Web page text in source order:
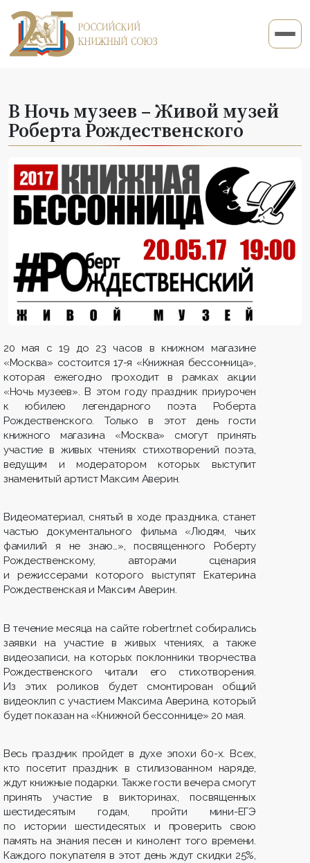
В Ночь музеев – Живой музей
Роберта Рождественского
20 мая с 19 до 23 часов в книжном магазине
«Москва» состоится 17-я «Книжная бессонница»,
которая ежегодно проходит в рамках акции
«Ночь музеев». В этом году праздник приурочен
к юбилею легендарного поэта Роберта
Рождественского. Только в этот день гости
книжного магазина «Москва» смогут принять
участие в живых чтениях стихотворений поэта,
ведущим и модератором которых выступит
знаменитый артист Максим Аверин.
Видеоматериал, снятый в ходе праздника, станет
частью документального фильма «Людям, чьих
фамилий я не знаю…», посвященного Роберту
Рождественскому, авторами сценария
и режиссерами которого выступят Екатерина
Рождественская и Максим Аверин.
В течение месяца на сайте robertr.net собирались
заявки на участие в живых чтениях, а также
видеозаписи, на которых поклонники творчества
Рождественского читали его стихотворения.
Из этих роликов будет смонтирован общий
видеоклип с участием Максима Аверина, который
будет показан на «Книжной бессоннице» 20 мая.
Весь праздник пройдет в духе эпохи 60-х. Всех,
кто посетит праздник в стилизованном наряде,
ждут книжные подарки. Также гости вечера смогут
принять участие в викторинах, посвященных
шестидесятым годам, пройти мини-ЕГЭ
по истории шестидесятых и проверить свою
память на знания песен и кинолент того времени.
Каждого покупателя в этот день ждут скидки 25%,